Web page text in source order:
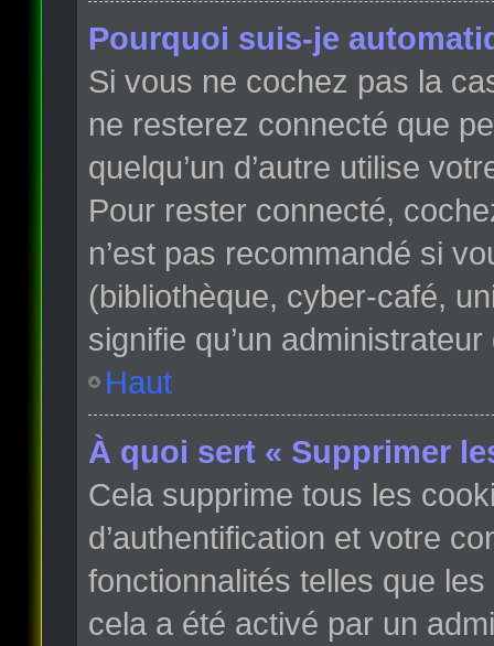
Pourquoi suis-je
Si vous ne cochez pas la
ne resterez connecté que
quelqu’un d’autre utilise
Pour rester connecté,
n’est pas recommandé si
(bibliothèque, cyber-café,
signifie qu’un
Haut
À quoi sert « Supprimer
Cela supprime tous les
d’authentification et votre
fonctionnalités telles que
cela a été activé par un